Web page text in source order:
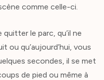
comme celle-ci.
le parc, qu’il ne
ou qu’aujourd’hui, vous
secondes, il se met
de pied ou même à